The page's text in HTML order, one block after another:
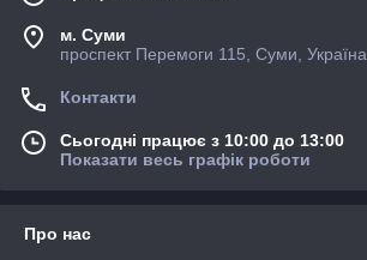
м. Суми
проспект Перемоги 115, Суми, Україна
Контакти
Сьогодні працює з 10:00 до 13:00
Показати весь графік роботи
Про нас